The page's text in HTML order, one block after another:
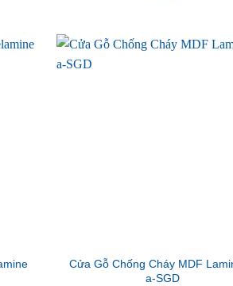
Cửa Gỗ Chống Cháy MDF
a-SGD